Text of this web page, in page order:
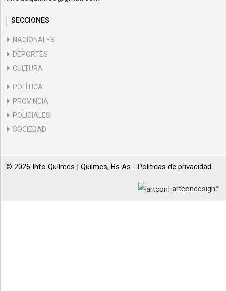
SECCIONES
NACIONALES
DEPORTES
CULTURA
POLÍTICA
PROVINCIA
POLICIALES
SOCIEDAD
© 2026 Info Quilmes | Quilmes, Bs As - Politicas de privacidad
| artcondesign™